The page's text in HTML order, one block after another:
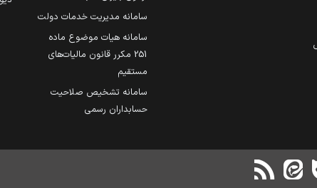
سامانه مدیریت خدمات دولت
سامانه هیات موضوع ماده
251 مکرر قانون مالیات‌های
مستقیم
سامانه تشخیص صلاحیت
حسابداران رسمی